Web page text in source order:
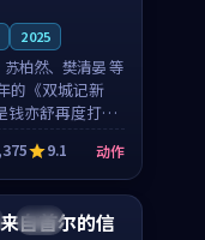
2025
苏柏然、樊清晏 等
的《双城记新
钱亦舒再度打磨
佳作。中国大陆
与沙漠探险的氛
成就，苏柏然与
的对手戏自然克
整部影片在悬念
9.1 动作
热播
自首尔的信